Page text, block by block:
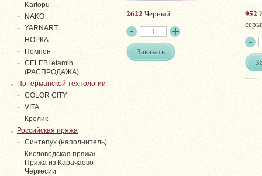
2622Черный
Заказать
952
Kartopu
NAKO
YARNART
НОРКА
Помпон
СELEBI etamin
(РАСПРОДАЖА)
По германской технологии
COLOR CITY
VITA
Кролик
Российская пряжа
Синтепух (наполнитель)
Кисловодская пряжа/
Пряжа из Карачаево-
Черкесии